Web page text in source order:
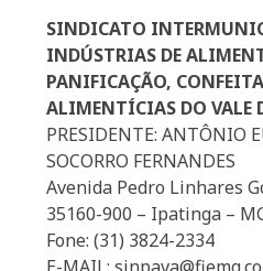
SINDICATO
INDÚSTRIAS DE
PANIFICAÇÃO,
ALIMENTÍCIAS DO VALE
PRESIDENTE: ANTÔNIO
SOCORRO FERNANDES
Avenida Pedro Linhares
35160-900 – Ipatinga –
Fone: (31) 3824-2334